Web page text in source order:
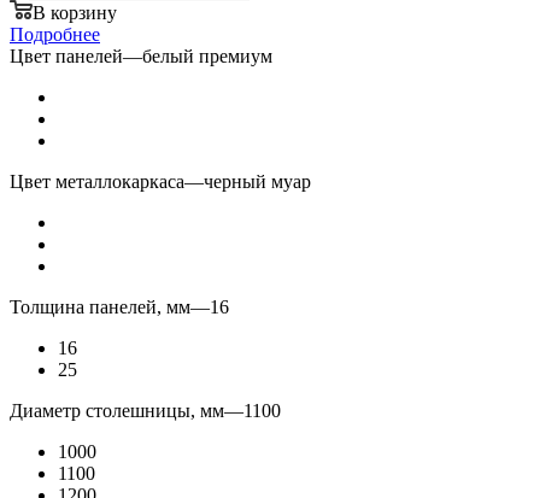
В корзину
Подробнее
Цвет панелей—белый премиум
Цвет металлокаркаса—черный муар
Толщина панелей, мм—16
16
25
Диаметр столешницы, мм—1100
1000
1100